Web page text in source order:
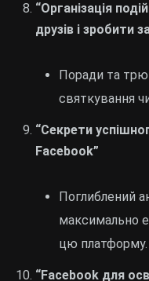
“Організація
друзів і зробити
Поради та
святкування
“Секрети
Facebook”
Поглиблений
максимально
цю платформу.
“Facebook для